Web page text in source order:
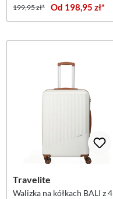
199,95 zł* Od 198,95 zł*
Travelite
Walizka na kółkach BALI z 4